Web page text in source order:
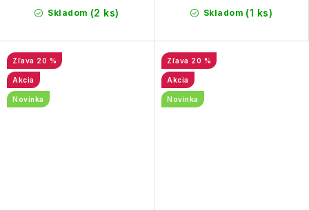
Skladom (2 ks) Skladom (1 ks)
20 %
Akcia
Novinka
20 %
Akcia
Novinka